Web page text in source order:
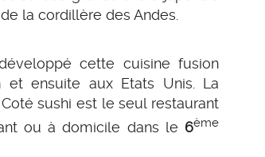
la cordillère des Andes.
cette cuisine fusion
ensuite aux Etats Unis. La
sushi est le seul restaurant
ou à domicile dans le 6ème